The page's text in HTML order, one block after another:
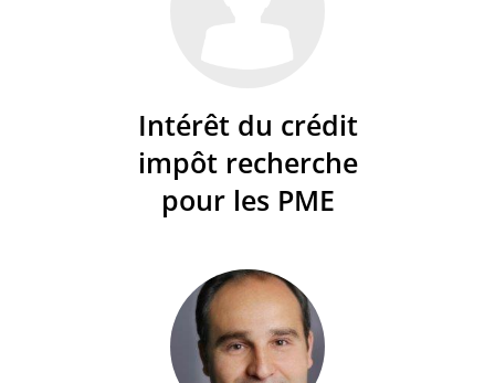
Intérêt du crédit
impôt recherche
pour les PME